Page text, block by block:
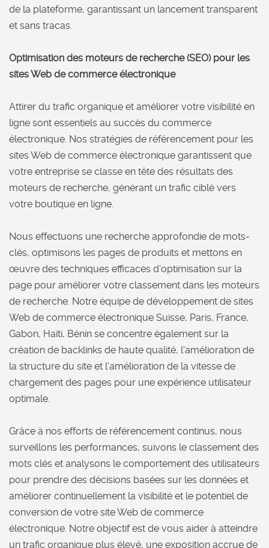
de la plateforme, garantissant un lancement transparent
et sans tracas.
Optimisation des moteurs de recherche (SEO) pour les
sites Web de commerce électronique
Attirer du trafic organique et améliorer votre visibilité en
ligne sont essentiels au succès du commerce
électronique. Nos stratégies de référencement pour les
sites Web de commerce électronique garantissent que
votre entreprise se classe en tête des résultats des
moteurs de recherche, générant un trafic ciblé vers
votre boutique en ligne.
Nous effectuons une recherche approfondie de mots-
clés, optimisons les pages de produits et mettons en
œuvre des techniques efficaces d'optimisation sur la
page pour améliorer votre classement dans les moteurs
de recherche. Notre équipe de développement de sites
Web de commerce électronique Suisse, Paris, France,
Gabon, Haïti, Bénin se concentre également sur la
création de backlinks de haute qualité, l'amélioration de
la structure du site et l'amélioration de la vitesse de
chargement des pages pour une expérience utilisateur
optimale.
Grâce à nos efforts de référencement continus, nous
surveillons les performances, suivons le classement des
mots clés et analysons le comportement des utilisateurs
pour prendre des décisions basées sur les données et
améliorer continuellement la visibilité et le potentiel de
conversion de votre site Web de commerce
électronique. Notre objectif est de vous aider à atteindre
un trafic organique plus élevé, une exposition accrue de